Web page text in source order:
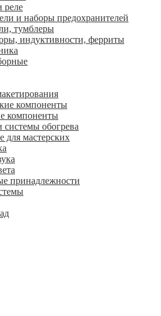
реле
и наборы предохранителей
тумблеры
индуктивности, ферриты
компоненты
компоненты
системы обогрева
для мастерских
принадлежности